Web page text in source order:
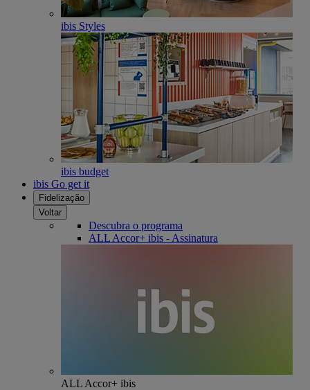
ibis Styles
ibis budget
ibis Go get it
Fidelização
Voltar
Descubra o programa
ALL Accor+ ibis - Assinatura
ALL Accor+ ibis